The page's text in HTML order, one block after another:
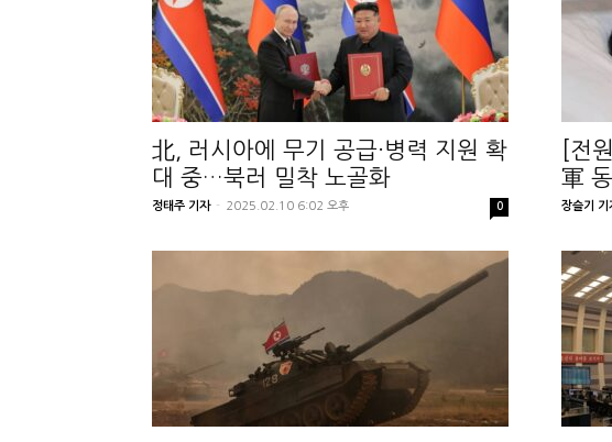
北, 러시아에 무기 공급·병력 지원 확
대 중…북러 밀착 노골화
정태주 기자 - 2025.02.10 6:02 오후 0
[전
軍
장슬기 기